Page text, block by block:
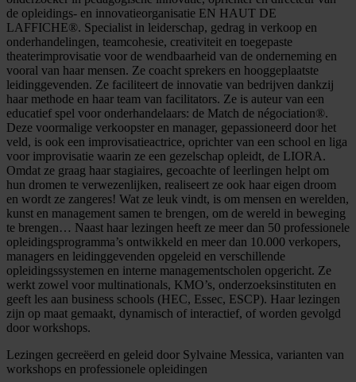
de opleidings- en innovatieorganisatie EN HAUT DE
LAFFICHE®. Specialist in leiderschap, gedrag in verkoop en
onderhandelingen, teamcohesie, creativiteit en toegepaste
theaterimprovisatie voor de wendbaarheid van de onderneming en
vooral van haar mensen. Ze coacht sprekers en hooggeplaatste
leidinggevenden. Ze faciliteert de innovatie van bedrijven dankzij
haar methode en haar team van facilitators. Ze is auteur van een
educatief spel voor onderhandelaars: de Match de négociation®.
Deze voormalige verkoopster en manager, gepassioneerd door het
veld, is ook een improvisatieactrice, oprichter van een school en liga
voor improvisatie waarin ze een gezelschap opleidt, de LIORA.
Omdat ze graag haar stagiaires, gecoachte of leerlingen helpt om
hun dromen te verwezenlijken, realiseert ze ook haar eigen droom
en wordt ze zangeres! Wat ze leuk vindt, is om mensen en werelden,
kunst en management samen te brengen, om de wereld in beweging
te brengen… Naast haar lezingen heeft ze meer dan 50 professionele
opleidingsprogramma’s ontwikkeld en meer dan 10.000 verkopers,
managers en leidinggevenden opgeleid en verschillende
opleidingssystemen en interne managementscholen opgericht. Ze
werkt zowel voor multinationals, KMO’s, onderzoeksinstituten en
geeft les aan business schools (HEC, Essec, ESCP). Haar lezingen
zijn op maat gemaakt, dynamisch of interactief, of worden gevolgd
door workshops.
Lezingen gecreëerd en geleid door Sylvaine Messica, varianten van
workshops en professionele opleidingen